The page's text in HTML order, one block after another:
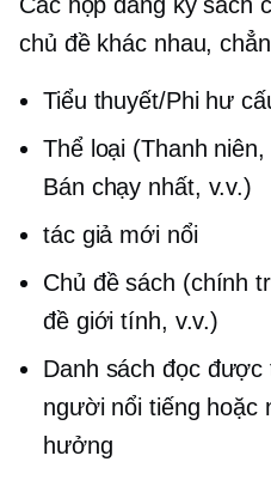
chủ đề khác nhau,
Tiểu thuyết/Phi hư
Thể loại (Thanh niên,
Bán chạy nhất, v.v.)
tác giả mới nổi
Chủ đề sách (chính
đề giới tính, v.v.)
Danh sách đọc
người nổi tiếng hoặc
hưởng